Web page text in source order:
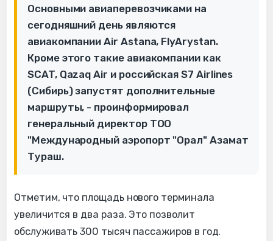
Основными авиаперевозчиками на
сегодняшний день являются
авиакомпании Air Astana, FlyArystan.
Кроме этого такие авиакомпании как
SCAT, Qazaq Air и российская S7 Airlines
(Сибирь) запустят дополнительные
маршруты, - проинформировал
генеральный директор ТОО
"Международный аэропорт "Орал" Азамат
Тураш.
Отметим, что площадь нового терминала
увеличится в два раза. Это позволит
обслуживать 300 тысяч пассажиров в год.